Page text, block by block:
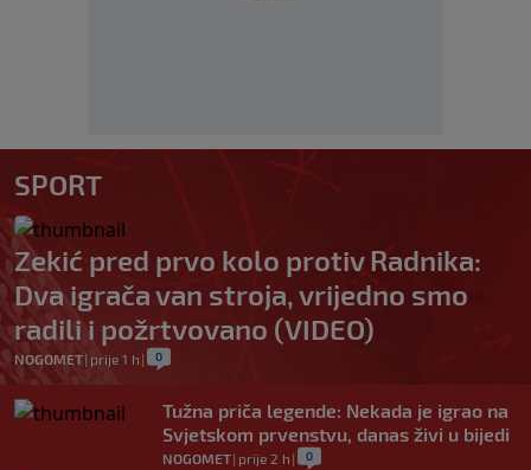
SPORT
Zekić pred prvo kolo protiv Radnika:
Dva igrača van stroja, vrijedno smo
radili i požrtvovano (VIDEO)
NOGOMET| prije 1 h | 0
Tužna priča legende: Nekada je igrao na
Svjetskom prvenstvu, danas živi u bijedi
NOGOMET| prije 2 h | 0